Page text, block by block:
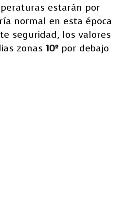
estarán por
normal en esta época
seguridad, los valores
zonas 10º por debajo